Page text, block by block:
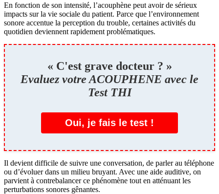
En fonction de son intensité, l’acouphène peut avoir de sérieux
impacts sur la vie sociale du patient. Parce que l’environnement
sonore accentue la perception du trouble, certaines activités du
quotidien deviennent rapidement problématiques.
« C'est grave docteur ? »
Evaluez votre ACOUPHENE avec le
Test THI
Oui, je fais le test !
Il devient difficile de suivre une conversation, de parler au téléphone
ou d’évoluer dans un milieu bruyant. Avec une aide auditive, on
parvient à contrebalancer ce phénomène tout en atténuant les
perturbations sonores gênantes.